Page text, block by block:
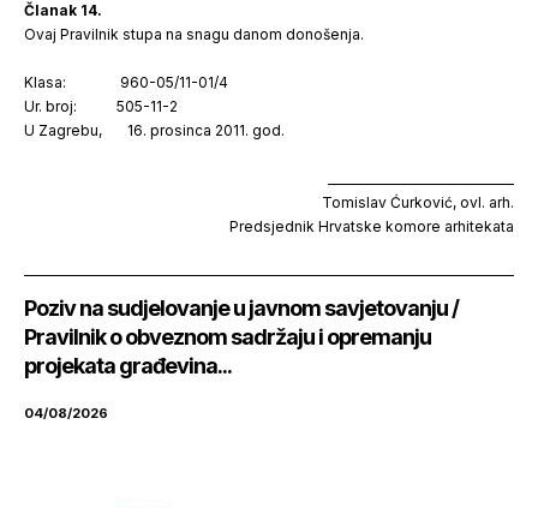
Članak 14.
Ovaj Pravilnik stupa na snagu danom donošenja.
Klasa: 960-05/11-01/4
Ur. broj: 505-11-2
U Zagrebu, 16. prosinca 2011. god.
Tomislav Ćurković, ovl. arh.
Predsjednik Hrvatske komore arhitekata
Poziv na sudjelovanje u javnom savjetovanju /
Pravilnik o obveznom sadržaju i opremanju
projekata građevina...
04/08/2026